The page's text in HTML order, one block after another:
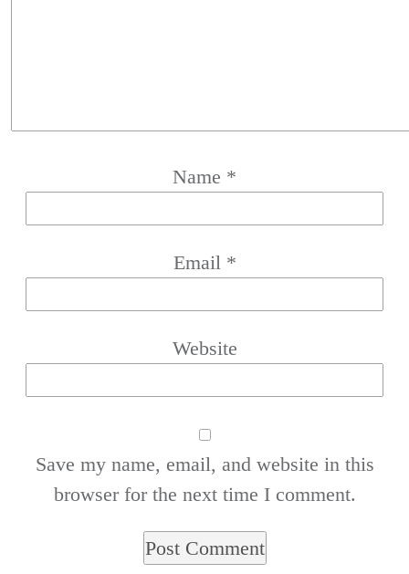
Name *
Email *
Website
Save my name, email, and website in this
browser for the next time I comment.